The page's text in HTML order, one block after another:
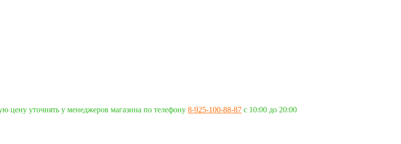
цену уточнять у менеджеров магазина по телефону 8-925-100-88-87 c 10:00 до 20:00